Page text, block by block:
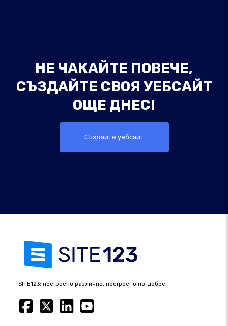
НЕ ЧАКАЙТЕ ПОВЕЧЕ,
СЪЗДАЙТЕ СВОЯ УЕБСАЙТ
ОЩЕ ДНЕС!
Създайте уебсайт
SITE123: построено различно, построено по-добре.